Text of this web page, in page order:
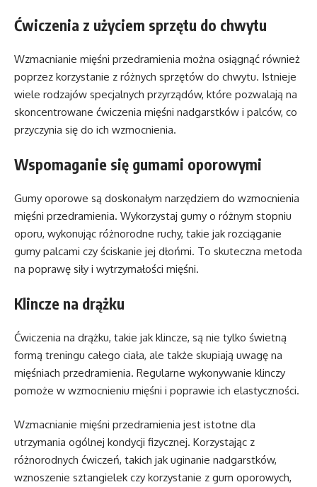
Ćwiczenia z użyciem sprzętu do chwytu
Wzmacnianie mięśni przedramienia można osiągnąć również
poprzez korzystanie z różnych sprzętów do chwytu. Istnieje
wiele rodzajów specjalnych przyrządów, które pozwalają na
skoncentrowane ćwiczenia mięśni nadgarstków i palców, co
przyczynia się do ich wzmocnienia.
Wspomaganie się gumami oporowymi
Gumy oporowe są doskonałym narzędziem do wzmocnienia
mięśni przedramienia. Wykorzystaj gumy o różnym stopniu
oporu, wykonując różnorodne ruchy, takie jak rozciąganie
gumy palcami czy ściskanie jej dłońmi. To skuteczna metoda
na poprawę siły i wytrzymałości mięśni.
Klincze na drążku
Ćwiczenia na drążku, takie jak klincze, są nie tylko świetną
formą treningu całego ciała, ale także skupiają uwagę na
mięśniach przedramienia. Regularne wykonywanie klinczy
pomoże w wzmocnieniu mięśni i poprawie ich elastyczności.
Wzmacnianie mięśni przedramienia jest istotne dla
utrzymania ogólnej kondycji fizycznej. Korzystając z
różnorodnych ćwiczeń, takich jak uginanie nadgarstków,
wznoszenie sztangielek czy korzystanie z gum oporowych,